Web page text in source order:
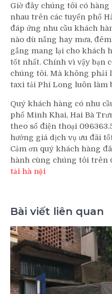
Giờ đây chúng tôi có
nhau trên các tuyến phố
đáp ứng nhu cầu khách
nào dù nắng hay mưa,
gắng mang lại cho khách
tốt nhất. Chính vì vậy bạn
chúng tôi. Mà không phải
taxi tải Phi Long luôn làm
Quý khách hàng có nhu
phố Minh Khai, Hai Bà
theo số điện thoại
hưởng giá dịch vụ ưu đãi
Cảm ơn quý khách hàng
hành cùng chúng tôi trên
tải hà nội
Bài viết liên quan